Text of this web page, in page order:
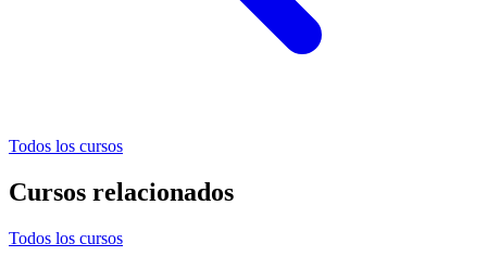
Todos los cursos
Cursos relacionados
Todos los cursos